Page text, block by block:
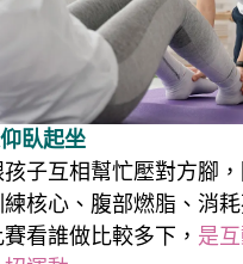
臥起坐
子互相幫忙壓對方腳
練核心、腹部燃脂、消
看誰做比較多下， 是